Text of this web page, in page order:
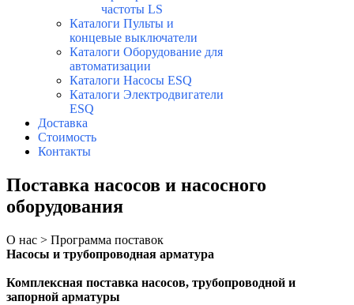
частоты LS
Каталоги Пульты и
концевые выключатели
Каталоги Оборудование для
автоматизации
Каталоги Насосы ESQ
Каталоги Электродвигатели
ESQ
Доставка
Стоимость
Контакты
Поставка насосов и насосного
оборудования
О нас > Программа поставок
Насосы и трубопроводная арматура
Комплексная поставка насосов, трубопроводной и
запорной арматуры